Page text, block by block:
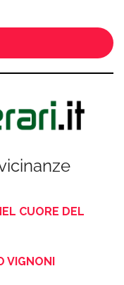
CUORE DEL
VIGNONI